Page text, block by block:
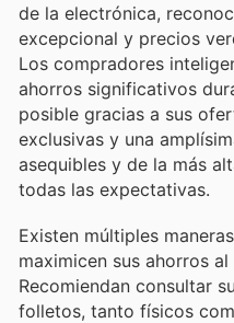
de la electrónica,
excepcional y precios
Los compradores
ahorros significativos
posible gracias a sus
exclusivas y una
asequibles y de la más
todas las expectativas.
Existen múltiples
maximicen sus ahorros
Recomiendan consultar
folletos, tanto físicos